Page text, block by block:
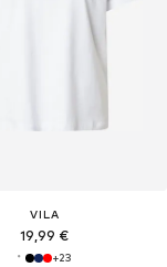
VILA
19,99 €
+23